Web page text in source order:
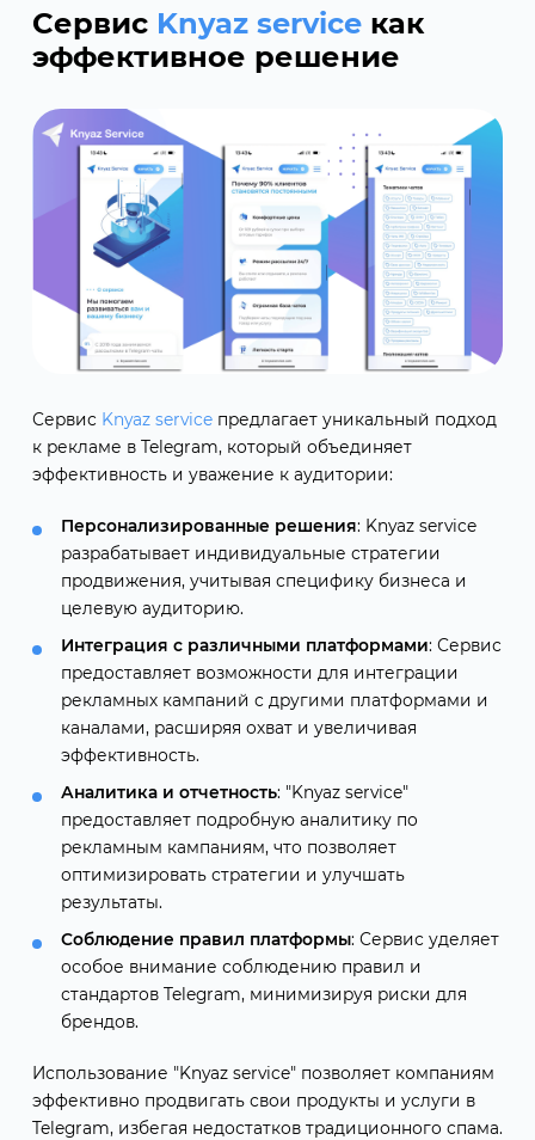
Сервис Knyaz serviceкак
эффективное решение
Сервис Knyaz serviceпредлагает уникальный подход
к рекламе в Telegram, который объединяет
эффективность и уважение к аудитории:
Персонализированные решения: Knyaz service
разрабатывает индивидуальные стратегии
продвижения, учитывая специфику бизнеса и
целевую аудиторию.
Интеграция с различными платформами: Сервис
предоставляет возможности для интеграции
рекламных кампаний с другими платформами и
каналами, расширяя охват и увеличивая
эффективность.
Аналитика и отчетность: "Knyaz service"
предоставляет подробную аналитику по
рекламным кампаниям, что позволяет
оптимизировать стратегии и улучшать
результаты.
Соблюдение правил платформы: Сервис уделяет
особое внимание соблюдению правил и
стандартов Telegram, минимизируя риски для
брендов.
Использование "Knyaz service" позволяет компаниям
эффективно продвигать свои продукты и услуги в
Telegram, избегая недостатков традиционного спама.